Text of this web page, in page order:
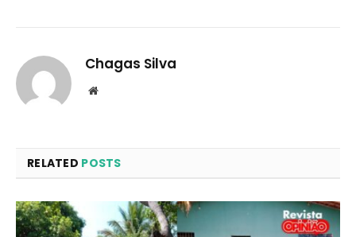
Chagas Silva
Website
RELATED POSTS